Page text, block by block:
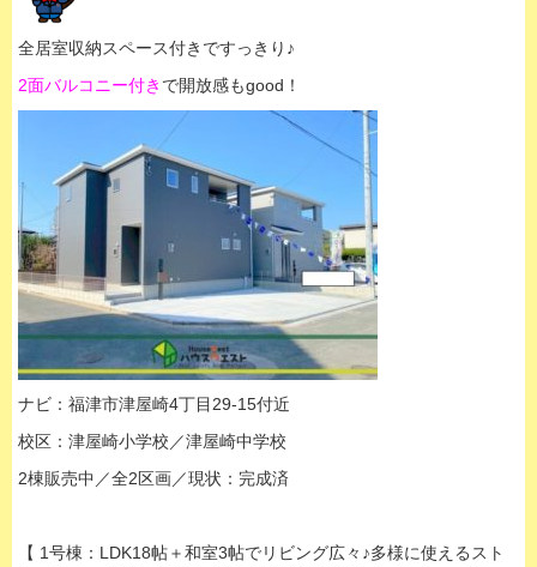
全居室収納スペース付きですっきり♪
2面バルコニー付き で開放感もgood！
ナビ：福津市津屋崎4丁目29-15付近
校区：津屋崎小学校／津屋崎中学校
2棟販売中／全2区画／現状：完成済
【 1号棟：LDK18帖＋和室3帖でリビング広々♪多様に使えるスト